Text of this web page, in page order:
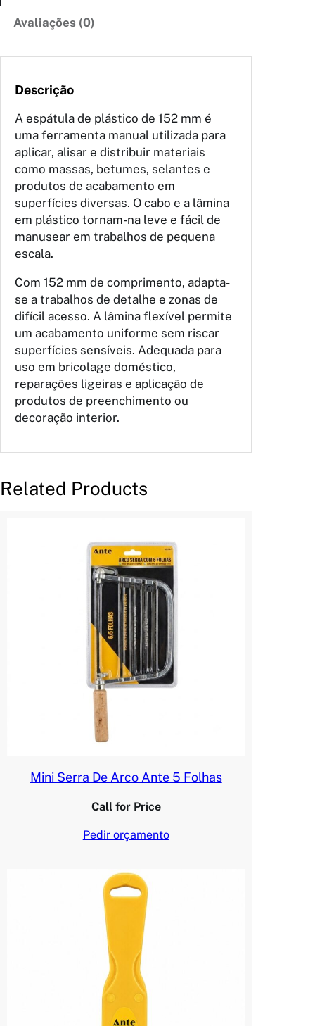
Avaliações (0)
Descrição
A espátula de plástico de 152 mm é
uma ferramenta manual utilizada para
aplicar, alisar e distribuir materiais
como massas, betumes, selantes e
produtos de acabamento em
superfícies diversas. O cabo e a lâmina
em plástico tornam-na leve e fácil de
manusear em trabalhos de pequena
escala.
Com 152 mm de comprimento, adapta-
se a trabalhos de detalhe e zonas de
difícil acesso. A lâmina flexível permite
um acabamento uniforme sem riscar
superfícies sensíveis. Adequada para
uso em bricolage doméstico,
reparações ligeiras e aplicação de
produtos de preenchimento ou
decoração interior.
Related Products
Mini Serra De Arco Ante 5 Folhas
Call for Price
Pedir orçamento